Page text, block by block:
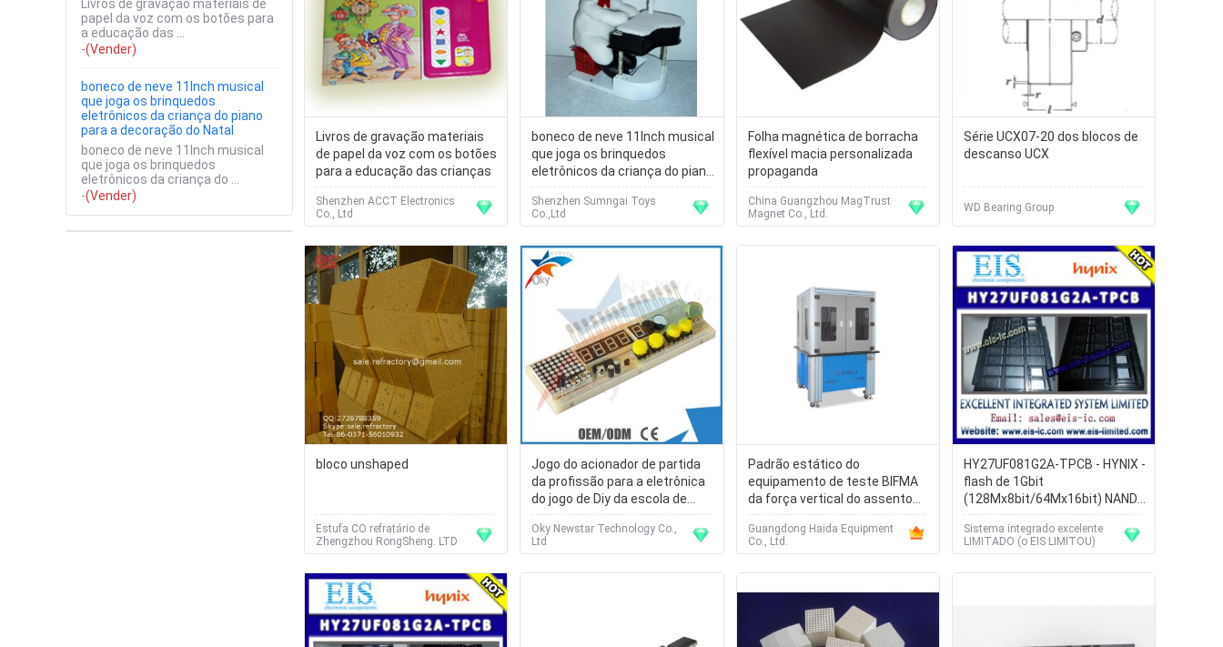
Livros de gravação materiais de
papel da voz com os botões para
a educação das ...
-(Vender)
boneco de neve 11Inch musical
que joga os brinquedos
eletrônicos da criança do piano
para a decoração do Natal
boneco de neve 11Inch musical
que joga os brinquedos
eletrônicos da criança do ...
-(Vender)
Livros de gravação materiais
de papel da voz com os botões
para a educação das crianças
Shenzhen ACCT Electronics
Co., Ltd
boneco de neve 11Inch musical
que joga os brinquedos
eletrônicos da criança do piano
para a decoração do Natal
Shenzhen Sumngai Toys
Co.,Ltd
Folha magnética de borracha
flexível macia personalizada
propaganda
China Guangzhou MagTrust
Magnet Co., Ltd.
Série UCX07-20 dos blocos de
descanso UCX
WD Bearing Group
bloco unshaped
Estufa CO refratário de
Zhengzhou RongSheng. LTD
Jogo do acionador de partida
da profissão para a eletrônica
do jogo de Diy da escola de
Arduino que aprende o jogo
Oky Newstar Technology Co.,
Ltd
Padrão estático do
equipamento de teste BIFMA
da força vertical do assento
para pés vertical da cadeira da
pressão
Guangdong Haida Equipment
Co., Ltd.
HY27UF081G2A-TPCB - HYNIX -
flash de 1Gbit
(128Mx8bit/64Mx16bit) NAND -
e-mail: sales009@eis
Sistema integrado excelente
LIMITADO (o EIS LIMITOU)